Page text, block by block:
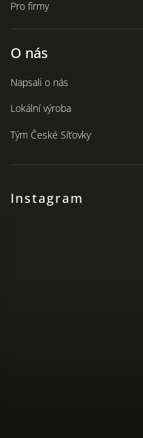
Pro firmy
O nás
Napsali o nás
Lokální výroba
Tým České Síťovky
Instagram